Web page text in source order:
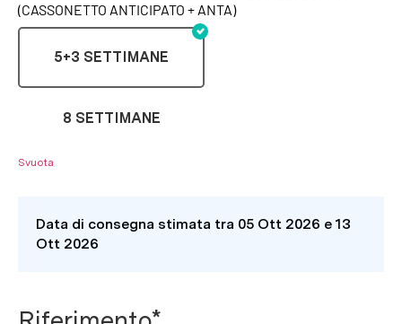
(CASSONETTO ANTICIPATO + ANTA)
5+3 SETTIMANE
8 SETTIMANE
Svuota
Data di consegna stimata tra 05 Ott 2026 e 13
Ott 2026